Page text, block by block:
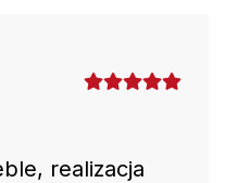
realizacja